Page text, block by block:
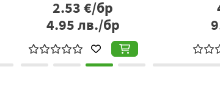
околоочен Хиалурон Голд 15 мл
е отличен
ефект и по-озарен поглед. Той съчетава
еластична и видимо по-млада.
2.53€/бр
4.95лв./бр